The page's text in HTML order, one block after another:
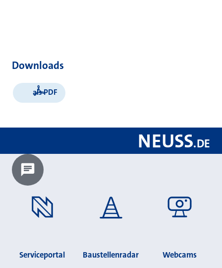
Downloads
als PDF
NEUSS.DE
Chatbot laden?
Serviceportal Baustellenradar Webcams